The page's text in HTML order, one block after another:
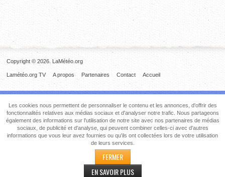
Copyright © 2026. LaMétéo.org
Accueil
Contact
Partenaires
A propos
Lamétéo.org TV
Les cookies nous permettent de personnaliser le contenu et les annonces, d'offrir des
fonctionnalités relatives aux médias sociaux et d'analyser notre trafic. Nous partageons
également des informations sur l'utilisation de notre site avec nos partenaires de médias
sociaux, de publicité et d'analyse, qui peuvent combiner celles-ci avec d'autres
informations que vous leur avez fournies ou qu'ils ont collectées lors de votre utilisation
de leurs services.
FERMER
EN SAVOIR PLUS